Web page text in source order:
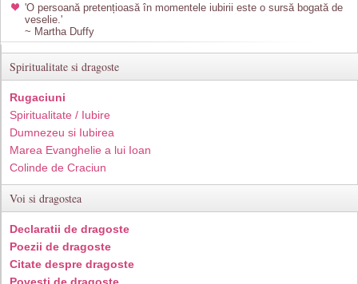
'O persoană pretențioasă în momentele iubirii este o sursă bogată de
veselie.'
~ Martha Duffy
Spiritualitate si dragoste
Rugaciuni
Spiritualitate / Iubire
Dumnezeu si Iubirea
Marea Evanghelie a lui Ioan
Colinde de Craciun
Voi si dragostea
Declaratii de dragoste
Poezii de dragoste
Citate despre dragoste
Povesti de dragoste